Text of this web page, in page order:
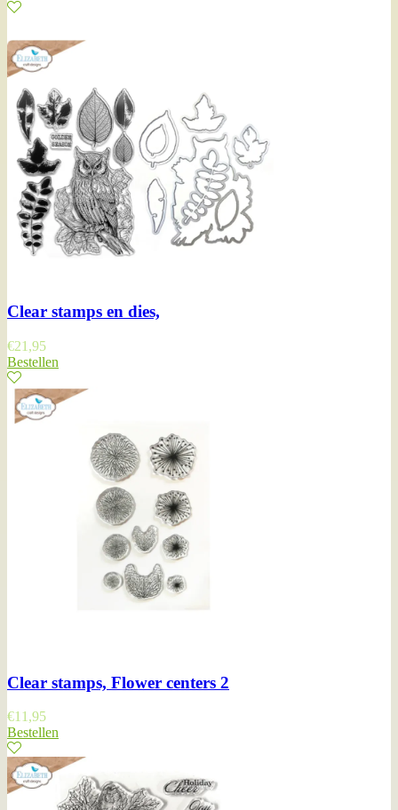
Clear stamps en dies,
€21,95
Bestellen
Clear stamps, Flower centers 2
€11,95
Bestellen